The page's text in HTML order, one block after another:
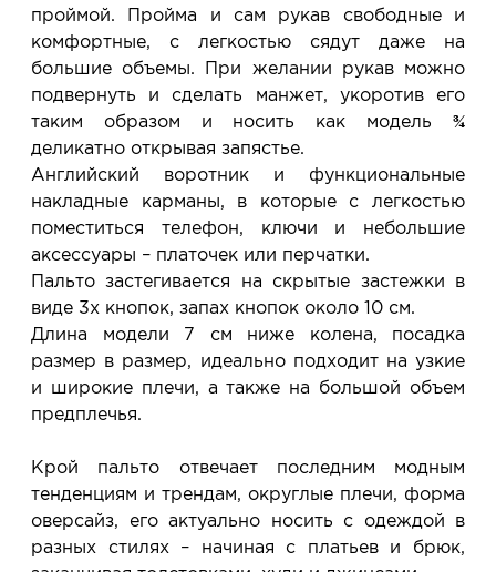
проймой. Пройма и сам рукав свободные и
комфортные, с легкостью сядут даже на
большие объемы. При желании рукав можно
подвернуть и сделать манжет, укоротив его
таким образом и носить как модель ¾
деликатно открывая запястье.
Английский воротник и функциональные
накладные карманы, в которые с легкостью
поместиться телефон, ключи и небольшие
аксессуары – платочек или перчатки.
Пальто застегивается на скрытые застежки в
виде 3х кнопок, запах кнопок около 10 см.
Длина модели 7 см ниже колена, посадка
размер в размер, идеально подходит на узкие
и широкие плечи, а также на большой объем
предплечья.
Крой пальто отвечает последним модным
тенденциям и трендам, округлые плечи, форма
оверсайз, его актуально носить с одеждой в
разных стилях – начиная с платьев и брюк,